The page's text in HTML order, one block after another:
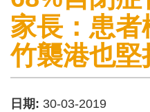
家長：患
竹襲港也堅
日期: 30-03-2019